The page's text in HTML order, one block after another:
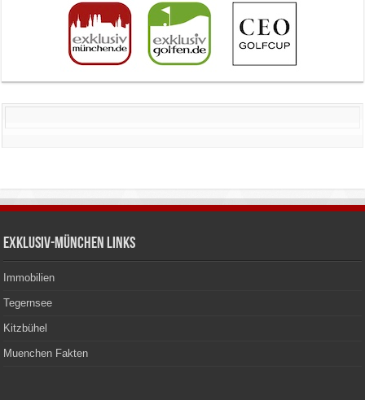
Exklusiv-München Links
Immobilien
Tegernsee
Kitzbühel
Muenchen Fakten